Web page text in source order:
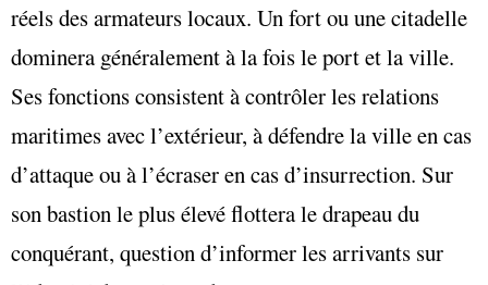
réels des armateurs locaux. Un fort ou une citadelle
dominera généralement à la fois le port et la ville.
Ses fonctions consistent à contrôler les relations
maritimes avec l’extérieur, à défendre la ville en cas
d’attaque ou à l’écraser en cas d’insurrection. Sur
son bastion le plus élevé flottera le drapeau du
conquérant, question d’informer les arrivants sur